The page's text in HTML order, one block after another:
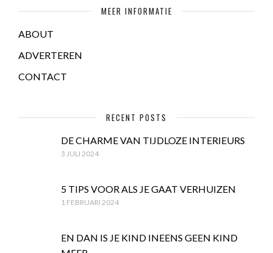
MEER INFORMATIE
ABOUT
ADVERTEREN
CONTACT
RECENT POSTS
DE CHARME VAN TIJDLOZE INTERIEURS
3 JULI 2024
5 TIPS VOOR ALS JE GAAT VERHUIZEN
1 FEBRUARI 2024
EN DAN IS JE KIND INEENS GEEN KIND